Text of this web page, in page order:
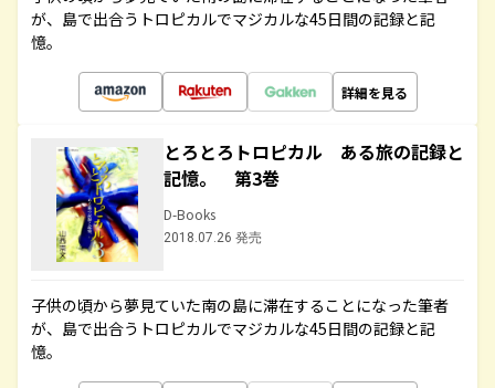
が、島で出合うトロピカルでマジカルな45日間の記録と記
憶。
詳細を見る
とろとろトロピカル ある旅の記録と
記憶。 第3巻
D-Books
2018.07.26 発売
子供の頃から夢見ていた南の島に滞在することになった筆者
が、島で出合うトロピカルでマジカルな45日間の記録と記
憶。